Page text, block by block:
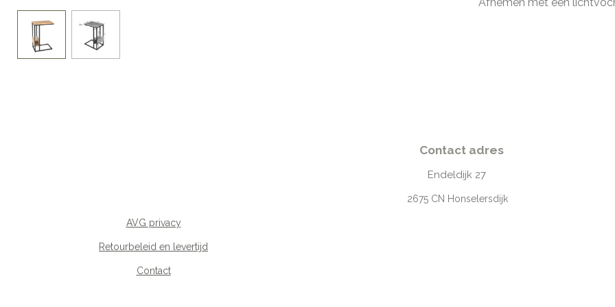
Contact adres
Endeldijk 27
2675 CN Honselersdijk
AVG privacy
Retourbeleid en levertijd
Contact